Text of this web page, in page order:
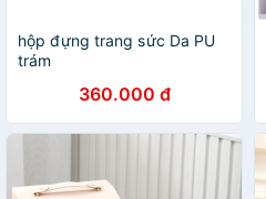
hộp đựng trang sức Da PU
trám
360.000 đ